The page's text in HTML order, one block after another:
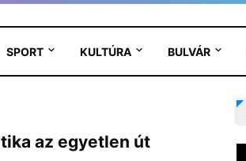
SPORT KULTÚRA BULVÁR
az egyetlen út